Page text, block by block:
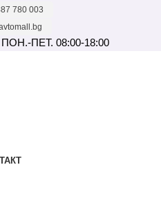
780 003
ПОН.-ПЕТ. 08:00-18:00